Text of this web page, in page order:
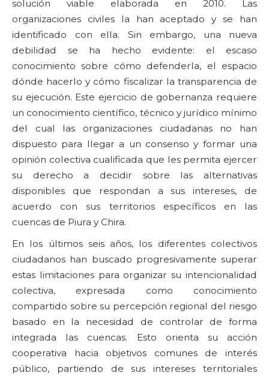
solución viable elaborada en 2010. Las
organizaciones civiles la han aceptado y se han
identificado con ella. Sin embargo, una nueva
debilidad se ha hecho evidente: el escaso
conocimiento sobre cómo defenderla, el espacio
dónde hacerlo y cómo fiscalizar la transparencia de
su ejecución. Este ejercicio de gobernanza requiere
un conocimiento científico, técnico y jurídico mínimo
del cual las organizaciones ciudadanas no han
dispuesto para llegar a un consenso y formar una
opinión colectiva cualificada que les permita ejercer
su derecho a decidir sobre las alternativas
disponibles que respondan a sus intereses, de
acuerdo con sus territorios específicos en las
cuencas de Piura y Chira.
En los últimos seis años, los diferentes colectivos
ciudadanos han buscado progresivamente superar
estas limitaciones para organizar su intencionalidad
colectiva, expresada como conocimiento
compartido sobre su percepción regional del riesgo
basado en la necesidad de controlar de forma
integrada las cuencas. Esto orienta su acción
cooperativa hacia objetivos comunes de interés
público, partiendo de sus intereses territoriales